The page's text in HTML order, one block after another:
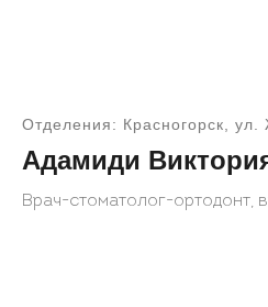
Отделения: Красногорск, ул.
Адамиди
Врач-стоматолог-ортодонт,